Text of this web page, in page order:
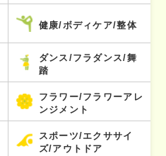
健康/ボディケア/整体
ダンス/フラダンス/舞
踏
フラワー/フラワーアレ
ンジメント
スポーツ/エクササイ
ズ/アウトドア